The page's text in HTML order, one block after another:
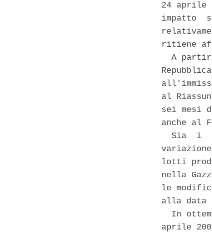
24 aprile
impatto
ritiene
A
al
sei mesi
anche al
Sia  i
lotti
nella
le
alla data
In
aprile